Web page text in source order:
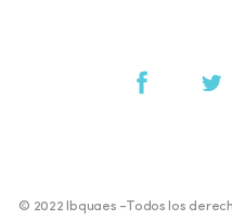
© 2022 Ibquaes -Todos los